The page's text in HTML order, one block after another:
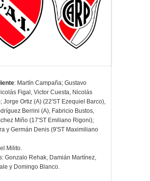
: Martín Campaña; Gustavo
Figal, Victor Cuesta, Nicolás
Jorge Ortiz (A) (22'ST Ezequiel Barco),
Berrini (A), Fabricio Bustos,
Miño (17'ST Emiliano Rigoni);
y Germán Denis (9'ST Maximiliano
Milito.
Gonzalo Rehak, Damián Martínez,
y Domingo Blanco.